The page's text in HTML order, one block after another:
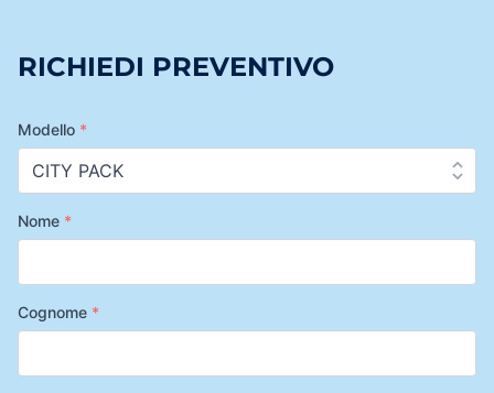
RICHIEDI PREVENTIVO
Modello *
Nome *
Cognome *